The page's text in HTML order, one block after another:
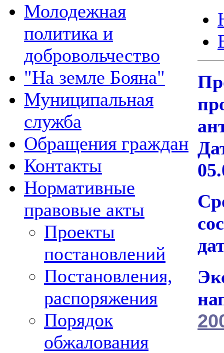
Молодежная
политика и
добровольчество
"На земле Бояна"
Муниципальная
служба
Обращения граждан
Контакты
Нормативные
правовые акты
Проекты
постановлений
Постановления,
распоряжения
Порядок
обжалования
05